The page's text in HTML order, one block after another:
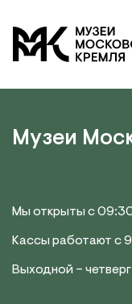
На главную
Музеи
Мы открыты с
Кассы работают с
Выходной – четверг